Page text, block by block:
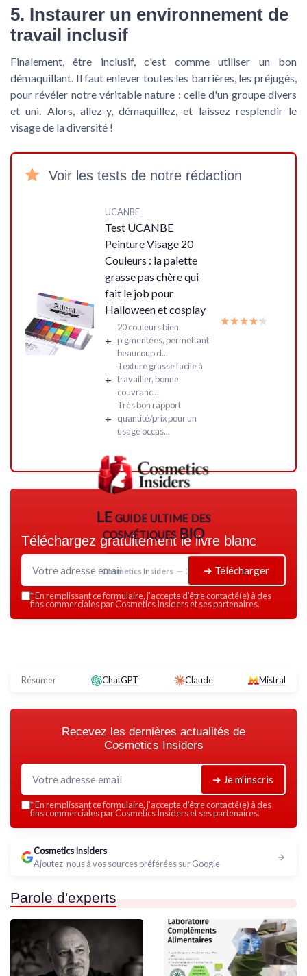
5. Instaurer un environnement de
travail inclusif
Finalement, être inclusif, c'est comme utiliser un bon
démaquillant. Il faut enlever toutes les barrières, les préjugés,
pour révéler notre véritable nature : celle d'un groupe divers
et uni. Alors, allez-y, démaquillez, et laissez resplendir le
visage de la diversité !
Voir les tests de notre rédaction
UCANBE
Test UCANBE
Peinture Visage 20
Couleurs : la palette
grasse pas chère qui
fait le job pour
Halloween et cosplay
+
20 couleurs bien
pigmentées, permettant
beaucoup d...
+
Texture grasse facile à
travailler, bonne
couvranc...
+
Très bon rapport
quantité/prix pour un
usage occas...
★★★★★
★★★★★
LE guide ultime des
cosmétiques BIO
Cosmetics Insiders — 2026
Téléchargez gratuitement le livre blanc
➔ Télécharger
*En remplissant ce formulaire, j’accepte d’être contacté(e) à des
fins commerciales par Cosmetics Insiders et ses partenaires.
Résumer ChatGPT Claude Mistral
Recevez les dernières actualités de
Cosmetics Insiders
➔ Je m'inscris
*En remplissant ce formulaire, j’accepte d’être contacté(e) à des
fins commerciales par Cosmetics Insiders et ses partenaires.
Cosmetics Insiders
Ajoutez-nous à vos sources préférées sur Google
Parole d'experts